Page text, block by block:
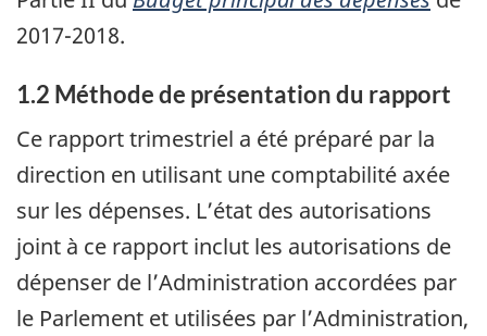
2017-2018.
1.2 Méthode de présentation du rapport
Ce rapport trimestriel a été préparé par la
direction en utilisant une comptabilité axée
sur les dépenses. L’état des autorisations
joint à ce rapport inclut les autorisations de
dépenser de l’Administration accordées par
le Parlement et utilisées par l’Administration,